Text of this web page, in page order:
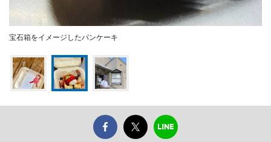
宝石箱をイメージしたパンケーキ